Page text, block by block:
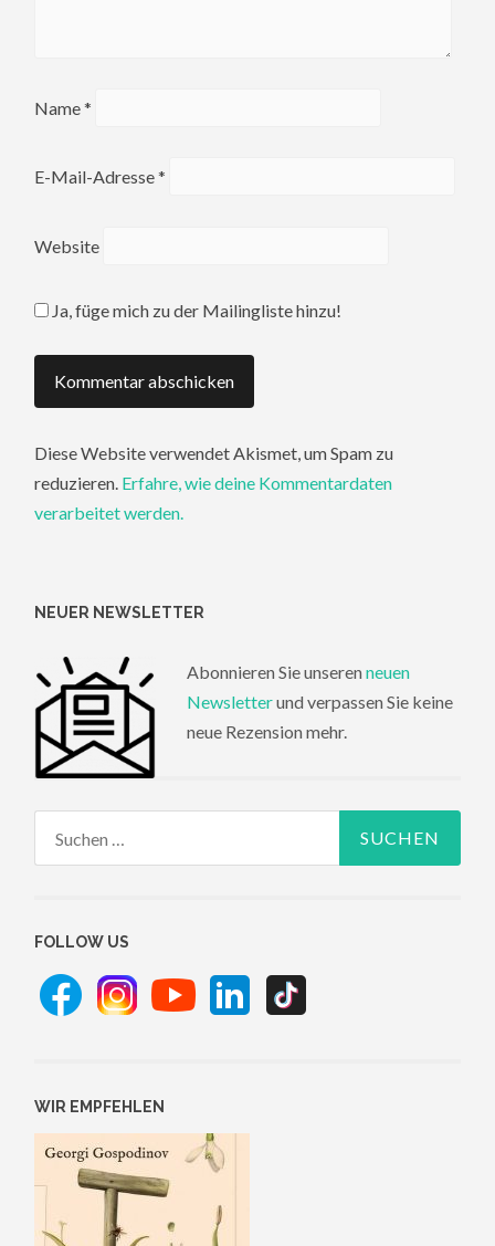
Name*
E-Mail-Adresse*
Website
Ja, füge mich zu der Mailingliste hinzu!
Diese Website verwendet Akismet, um Spam zu
reduzieren. Erfahre, wie deine Kommentardaten
verarbeitet werden.
NEUER NEWSLETTER
Abonnieren Sie unseren neuen
Newsletterund verpassen Sie keine
neue Rezension mehr.
FOLLOW US
WIR EMPFEHLEN